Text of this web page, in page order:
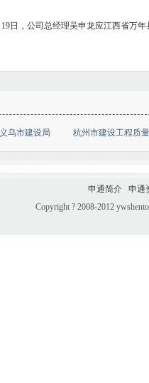
19日，公司总经理吴申龙应江西省万
义乌市建设局 杭州市建设工程质
申通简介
申通
Copyright ? 2008-2012